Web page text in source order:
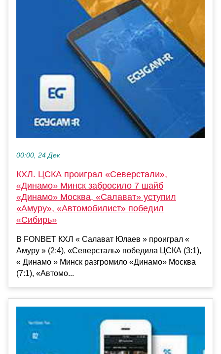
00:00, 24 Дек
КХЛ. ЦСКА проиграл «Северстали»,
«Динамо» Минск забросило 7 шайб
«Динамо» Москва, «Салават» уступил
«Амуру», «Автомобилист» победил
«Сибирь»
В FONBET КХЛ « Салават Юлаев » проиграл «
Амуру » (2:4), «Северсталь» победила ЦСКА (3:1),
« Динамо » Минск разгромило «Динамо» Москва
(7:1), «Автомо...